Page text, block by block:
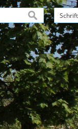
suchen